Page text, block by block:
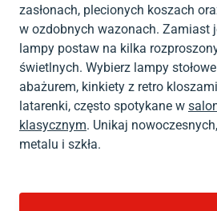
zasłonach, plecionych koszach
w ozdobnych wazonach. Zamiast
lampy postaw na kilka
świetlnych. Wybierz lampy
abażurem, kinkiety z retro
latarenki, często spotykane w
klasycznym. Unikaj
metalu i szkła.